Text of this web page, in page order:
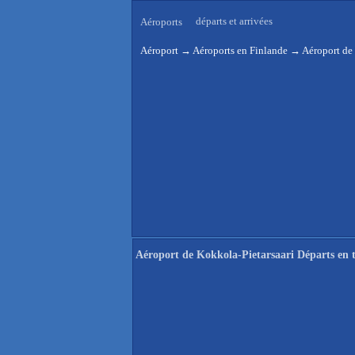
Aéroports départs et arrivées
Aéroport → Aéroports en Finlande → Aéroport de
Aéroport de Kokkola-Pietarsaari Départs en